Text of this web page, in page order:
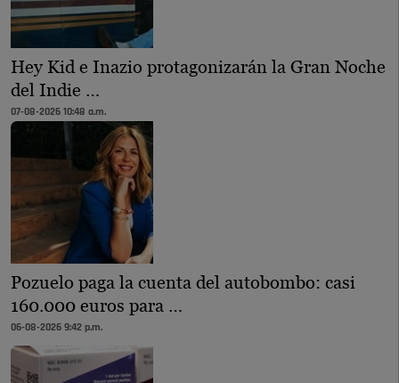
Hey Kid e Inazio protagonizarán la Gran Noche
del Indie …
07-08-2026 10:48 a.m.
Pozuelo paga la cuenta del autobombo: casi
160.000 euros para …
06-08-2026 9:42 p.m.